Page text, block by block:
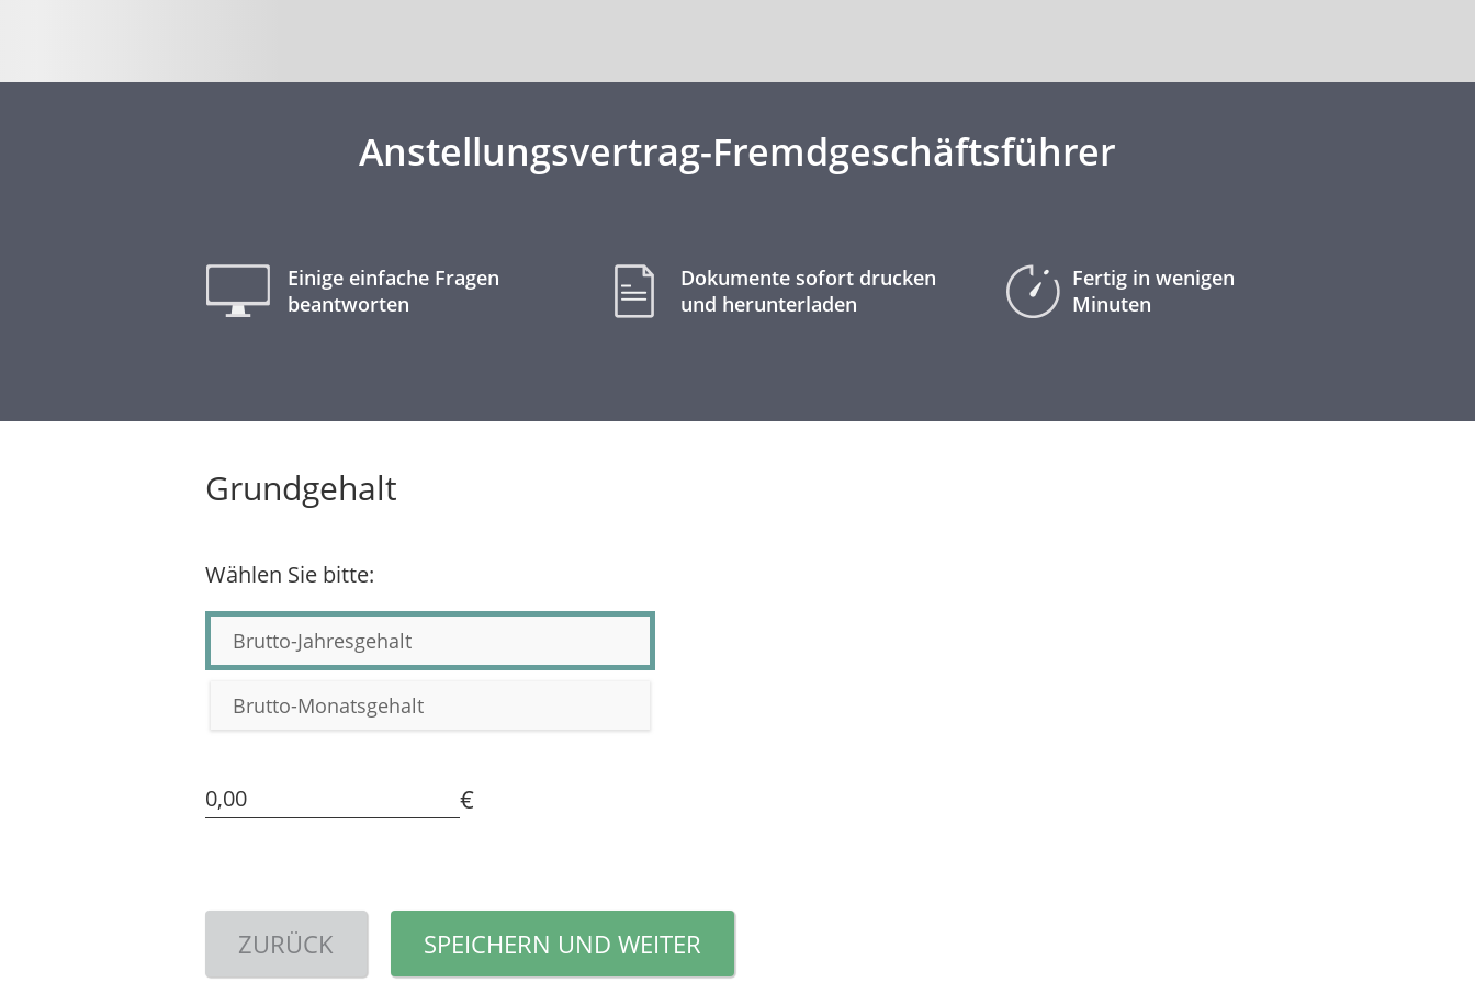
Anstellungsvertrag-Fremdgeschäftsführer
Einige einfache Fragen
beantworten
Dokumente sofort drucken
und herunterladen
Fertig in wenigen
Minuten
Grundgehalt
Wählen Sie bitte:
Brutto-Jahresgehalt
Brutto-Monatsgehalt
0,00 €
ZURÜCK SPEICHERN UND WEITER